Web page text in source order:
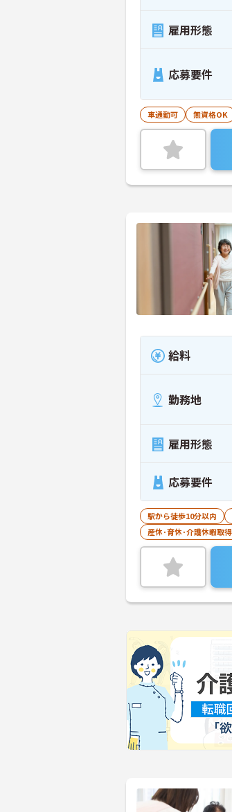
雇用形態
応募要件
車通勤可 無資格OK
給料
勤務地
雇用形態
応募要件
駅から徒歩10分以内
産休･育休･介護休暇取